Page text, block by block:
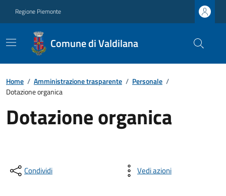
Regione Piemonte
Comune di Valdilana
Home / Amministrazione trasparente / Personale /
Dotazione organica
Dotazione organica
Condividi Vedi azioni